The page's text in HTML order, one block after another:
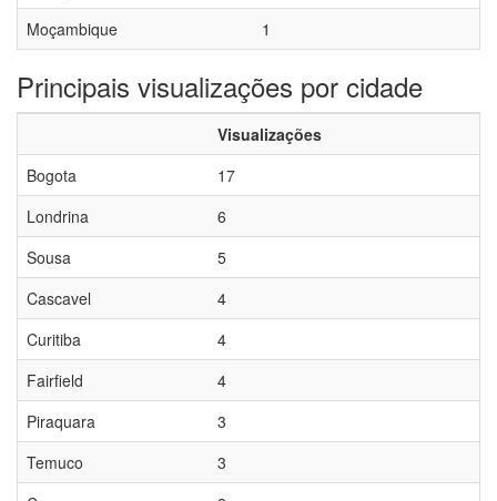
Moçambique
1
Principais visualizações por cidade
Visualizações
Bogota
17
Londrina
6
Sousa
5
Cascavel
4
Curitiba
4
Fairfield
4
Piraquara
3
Temuco
3